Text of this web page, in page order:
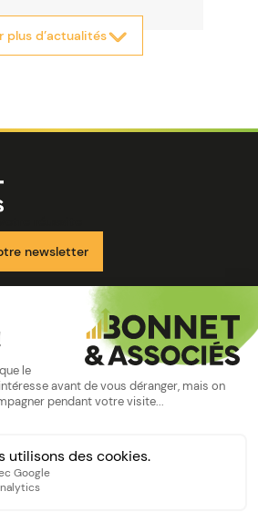
plus d’actualités
newsletter
Politique de confidentialité
©Bonnet2023